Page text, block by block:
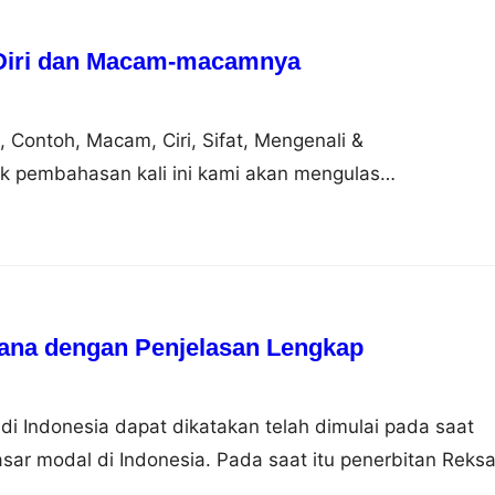
dan Macam-macamnya
Contoh, Macam, Ciri, Sifat, Mengenali &
pembahasan kali ini kami akan mengulas
dimana dalam hal ini meliputi pengertian, contoh,
dan mengembangkan nah agar dapat lebih
dengan Penjelasan Lengkap
di Indonesia dapat dikatakan telah dimulai pada saat
modal di Indonesia. Pada saat itu penerbitan Reksa